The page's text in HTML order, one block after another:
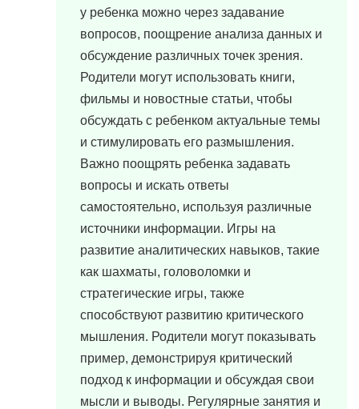
у ребенка можно через задавание
вопросов, поощрение анализа данных и
обсуждение различных точек зрения.
Родители могут использовать книги,
фильмы и новостные статьи, чтобы
обсуждать с ребенком актуальные темы
и стимулировать его размышления.
Важно поощрять ребенка задавать
вопросы и искать ответы
самостоятельно, используя различные
источники информации. Игры на
развитие аналитических навыков, такие
как шахматы, головоломки и
стратегические игры, также
способствуют развитию критического
мышления. Родители могут показывать
пример, демонстрируя критический
подход к информации и обсуждая свои
мысли и выводы. Регулярные занятия и